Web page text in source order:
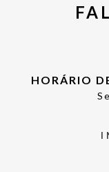
HORÁRIO